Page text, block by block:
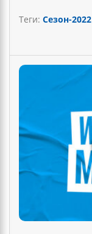
Теги: Сезон-2022